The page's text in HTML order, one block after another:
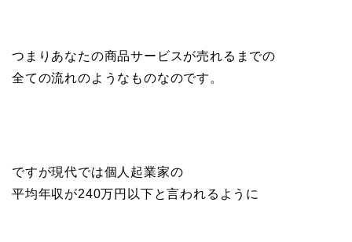
つまりあなたの商品サービスが売れるまでの
全ての流れのようなものなのです。
ですが現代では個人起業家の
平均年収が240万円以下と言われるように